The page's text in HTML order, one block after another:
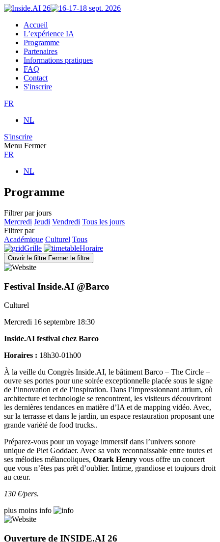
Accueil
L’expérience IA
Programme
Partenaires
Informations pratiques
FAQ
Contact
S'inscrire
FR
NL
S'inscrire
Menu Fermer
FR
NL
Programme
Filtrer par jours
Mercredi Jeudi Vendredi Tous les jours
Filtrer par
Académique Culturel Tous
Grille
Horaire
Ouvrir le filtre Fermer le filtre
Festival Inside.AI @Barco
Culturel
Mercredi 16 septembre 18:30
Inside.AI festival chez Barco
Horaires : 18h30-01h00
À la veille du Congrès Inside.AI, le bâtiment Barco – The Circle –
ouvre ses portes pour une soirée exceptionnelle placée sous le signe
de l’innovation et de l’inspiration. Dans l’impressionnant atrium, où
architecture et technologie se rencontrent, les visiteurs découvriront
les dernières tendances en matière d’IA et de mapping vidéo. Avec,
sur la terrasse et dans le jardin, un espace restauration proposant une
grande variété de food trucks..
Préparez-vous pour un voyage immersif dans l’univers sonore
unique de Piet Goddaer. Avec sa voix reconnaissable entre toutes et
ses mélodies mélancoliques, Ozark Henry vous offre un concert
que vous n’êtes pas prêt d’oublier. Intime, grandiose et toujours droit
au cœur.
130 €/pers.
plus moins info
Ouverture de INSIDE.AI 26